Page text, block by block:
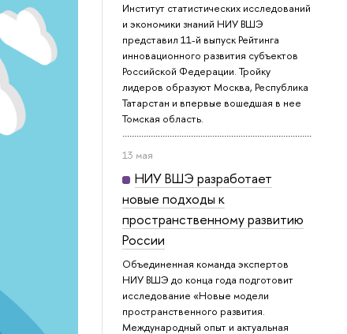
Институт статистических исследований
и экономики знаний НИУ ВШЭ
представил 11-й выпуск Рейтинга
инновационного развития субъектов
Российской Федерации. Тройку
лидеров образуют Москва, Республика
Татарстан и впервые вошедшая в нее
Томская область.
13 мая
НИУ ВШЭ разработает
новые подходы к
пространственному развитию
России
Объединенная команда экспертов
НИУ ВШЭ до конца года подготовит
исследование «Новые модели
пространственного развития.
Международный опыт и актуальная